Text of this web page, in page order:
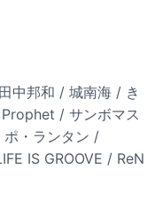
中邦和 / 城南海 / き
/ サンボマス
ポ・ランタン /
IS GROOVE / ReN